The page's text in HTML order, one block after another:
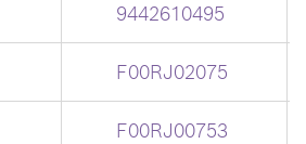
9442610495
F00RJ02075
F00RJ00753